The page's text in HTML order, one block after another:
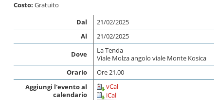
Costo: Gratuito
Dal
21/02/2025
Al
21/02/2025
Dove
La Tenda
Viale Molza angolo viale Monte Kosica
Orario
Ore 21.00
Aggiungi l'evento al
calendario
vCal
iCal